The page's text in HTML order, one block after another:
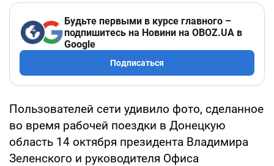
Будьте первыми в курсе главного –
подпишитесь на Новини на OBOZ.UA в
Google
Подписаться
Пользователей сети удивило фото, сделанное
во время рабочей поездки в Донецкую
область 14 октября президента Владимира
Зеленского и руководителя Офиса